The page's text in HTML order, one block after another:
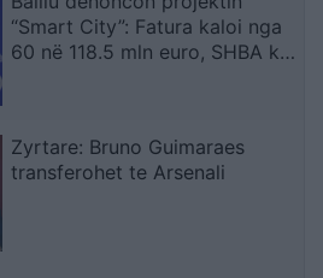
“Smart City”: Fatura kaloi nga
60 në 118.5 mln euro, SHBA ka
Zyrtare: Bruno Guimaraes
transferohet te Arsenali